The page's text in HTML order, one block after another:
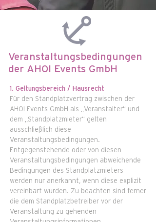
Veranstaltungsbedingungen
der AHOI Events GmbH
1. Geltungsbereich / Hausrecht
Für den Standplatzvertrag zwischen der
AHOI Events GmbH als „Veranstalter“ und
dem „Standplatzmieter“ gelten
ausschließlich diese
Veranstaltungsbedingungen.
Entgegenstehende oder von diesen
Veranstaltungsbedingungen abweichende
Bedingungen des Standplatzmieters
werden nur anerkannt, wenn diese explizit
vereinbart wurden. Zu beachten sind ferner
die dem Standplatzbetreiber vor der
Veranstaltung zu gehenden